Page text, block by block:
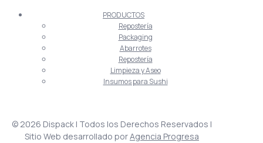
PRODUCTOS
Repostería
Packaging
Abarrotes
Repostería
Limpieza y Aseo
Insumos para Sushi
© 2026 Dispack | Todos los Derechos Reservados |
Sitio Web desarrollado porAgencia Progresa